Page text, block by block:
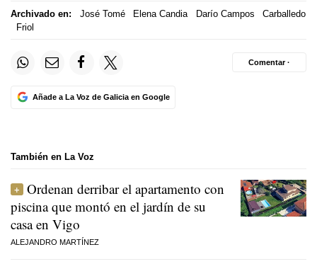
Archivado en: José Tomé Elena Candia Darío Campos
Carballedo
Friol
Añade a La Voz de Galicia en Google
Comentar ·
También en La Voz
Ordenan derribar el apartamento con
piscina que montó en el jardín de su
casa en Vigo
ALEJANDRO MARTÍNEZ